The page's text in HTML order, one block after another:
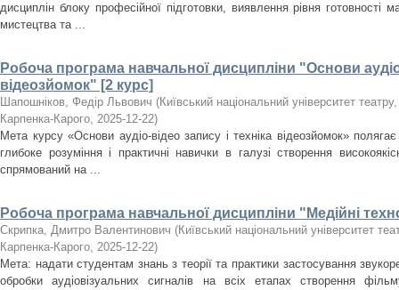
дисциплін блоку професійної підготовки, виявлення рівня готовності
мистецтва та ...
Робоча програма навчальної дисципліни "Основи
відеозйомок" [2 курс]
Шапошніков, Федір Львович (Київський національний університет
Карпенка-Карого, 2025-12-22)
Мета курсу «Основи аудіо-відео запису і техніка відеозйомок»
глибоке розуміння і практичні навички в галузі створення
спрямований на ...
Робоча програма навчальної дисципліни "Медійні
Скрипка, Дмитро Валентинович (Київський національний університет
Карпенка-Карого, 2025-12-22)
Мета: надати студентам знань з теорії та практики застосування
обробки аудіовізуальних сигналів на всіх етапах створення